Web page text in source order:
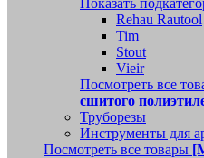
Показать
Rehau Rautool
Tim
Stout
Vieir
Посмотреть все
сшитого
Труборезы
Инструменты для
Посмотреть все товары